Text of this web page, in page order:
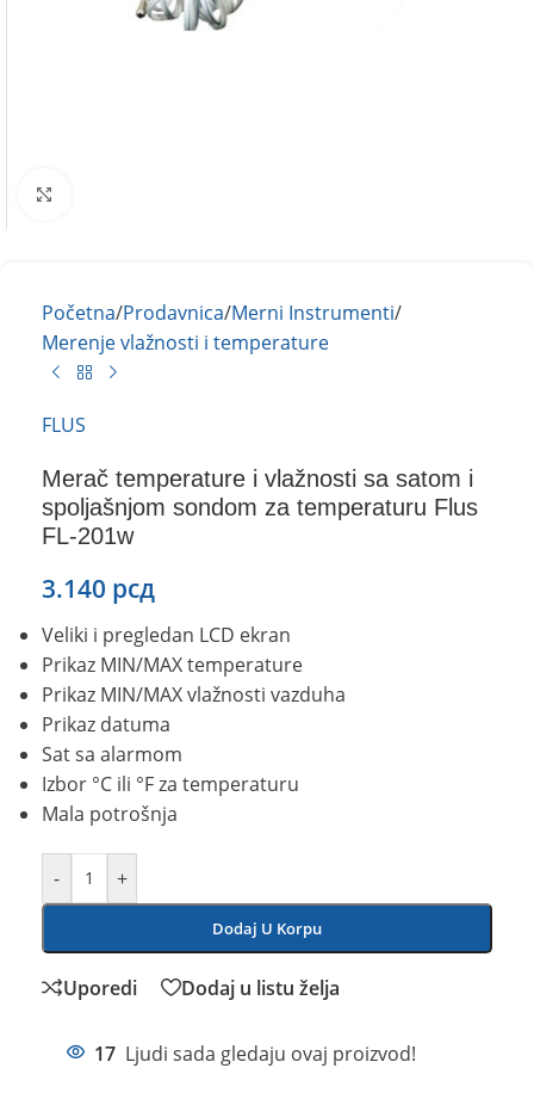
Početna/Prodavnica/Merni Instrumenti/
Merenje vlažnosti i temperature
FLUS
Merač temperature i vlažnosti sa satom i
spoljašnjom sondom za temperaturu Flus
FL-201w
3.140 рсд
Veliki i pregledan LCD ekran
Prikaz MIN/MAX temperature
Prikaz MIN/MAX vlažnosti vazduha
Prikaz datuma
Sat sa alarmom
Izbor °C ili °F za temperaturu
Mala potrošnja
- +
Dodaj U Korpu
Uporedi Dodaj u listu želja
17 Ljudi sada gledaju ovaj proizvod!